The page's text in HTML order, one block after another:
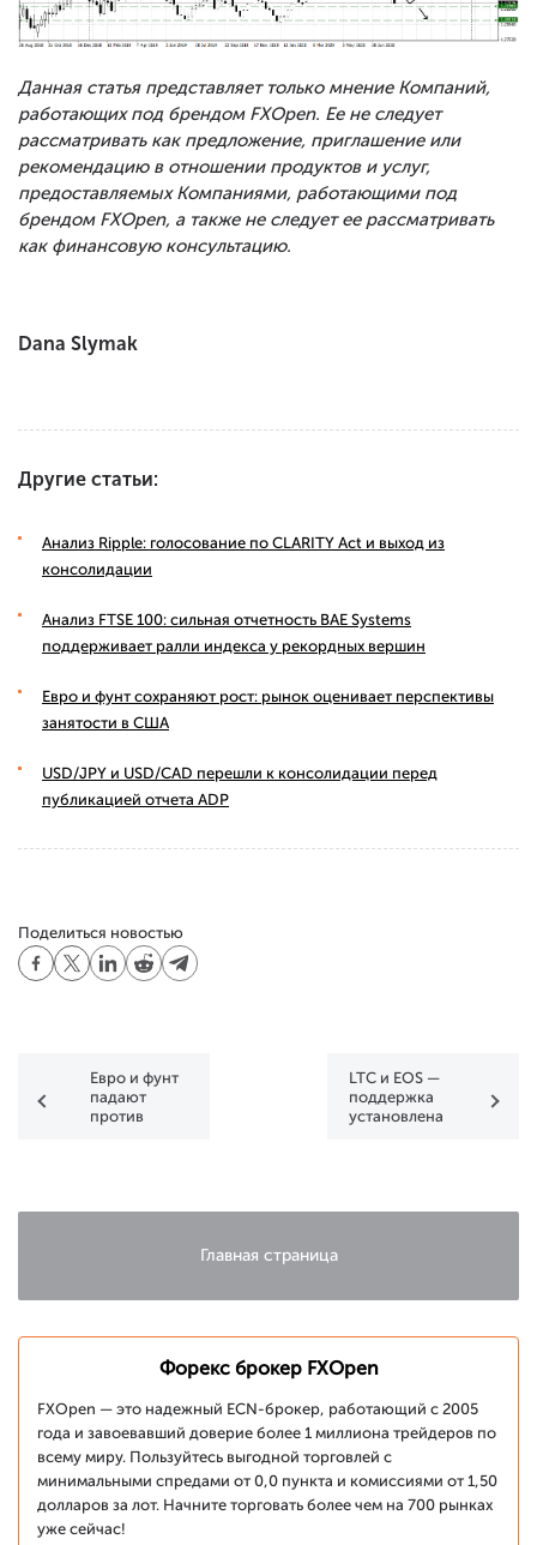
Данная статья представляет только мнение Компаний,
работающих под брендом FXOpen. Ее не следует
рассматривать как предложение, приглашение или
рекомендацию в отношении продуктов и услуг,
предоставляемых Компаниями, работающими под
брендом FXOpen, а также не следует ее рассматривать
как финансовую консультацию.
Dana Slymak
Другие статьи:
Анализ Ripple: голосование по CLARITY Act и выход из
консолидации
Анализ FTSE 100: сильная отчетность BAE Systems
поддерживает ралли индекса у рекордных вершин
Евро и фунт сохраняют рост: рынок оценивает перспективы
занятости в США
USD/JPY и USD/CAD перешли к консолидации перед
публикацией отчета ADP
Поделиться новостью
Евро и фунт
падают
против
LTC и EOS —
поддержка
установлена
Главная страница
Форекс брокер FXOpen
FXOpen — это надежный ECN-брокер, работающий с 2005
года и завоевавший доверие более 1 миллиона трейдеров по
всему миру. Пользуйтесь выгодной торговлей с
минимальными спредами от 0,0 пункта и комиссиями от 1,50
долларов за лот. Начните торговать более чем на 700 рынках
уже сейчас!